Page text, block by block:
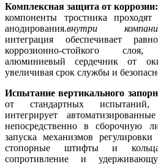
Комплексная защита от коррозии:
компоненты тростника
анодирования.внутри
интеграция обеспечивает
коррозионно-стойкого
алюминиевый сердечник от
увеличивая срок службы и
Испытание вертикального
от стандартных
интегрирует
непосредственно в сборочную
запуска механизмов
стопорные штифты и
сопротивление и